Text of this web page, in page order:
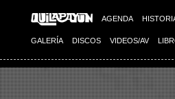
AGENDA
GALERÍA DISCOS VIDEOS/AV